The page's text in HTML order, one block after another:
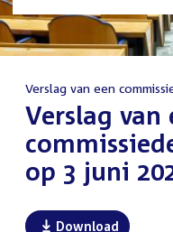
Verslag van een
:Verslag van
op 3 juni
Download